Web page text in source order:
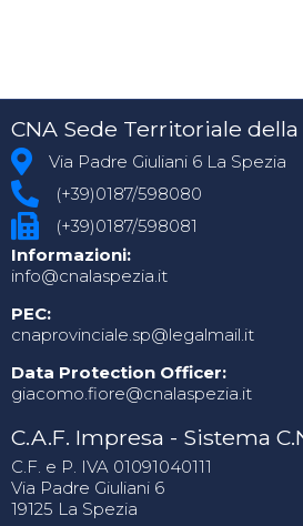
CNA Sede Territoriale della
Via Padre Giuliani 6 La Spezia
(+39)0187/598080
(+39)0187/598081
Informazioni:
info@cnalaspezia.it
PEC:
cnaprovinciale.sp@legalmail.it
Data Protection Officer:
giacomo.fiore@cnalaspezia.it
C.A.F. Impresa - Sistema
C.F. e P. IVA 01091040111
Via Padre Giuliani 6
19125 La Spezia